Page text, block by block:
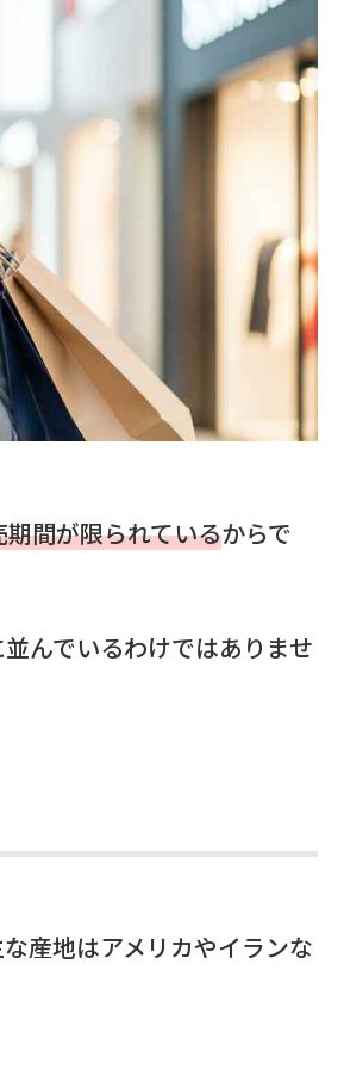
期間が限られているからで
んでいるわけではありませ
産地はアメリカやイランな